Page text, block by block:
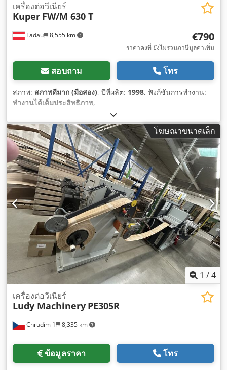
Ladau 8,555 km
เครื่องต่อวีเนียร์
Kuper FW/M 630 T
€790
ราคาคงที่ ยังไม่รวมภาษีมูลค่าเพิ่ม
สอบถาม โทร
สภาพ: สภาพดีมาก (มือสอง), ปีที่ผลิต: 1998, ฟังก์ชันการทำงาน:
ทำงานได้เต็มประสิทธิภาพ,
โฆษณาขนาดเล็ก
1 /4
Chrudim 1 8,335 km
เครื่องต่อวีเนียร์
Ludy Machinery PE305R
ข้อมูลราคา โทร